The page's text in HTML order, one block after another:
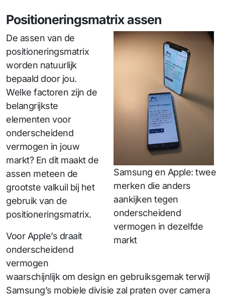
Positioneringsmatrix assen
Samsung en Apple: twee
merken die anders
aankijken tegen
onderscheidend
vermogen in dezelfde
markt
De assen van de
positioneringsmatrix
worden natuurlijk
bepaald door jou.
Welke factoren zijn de
belangrijkste
elementen voor
onderscheidend
vermogen in jouw
markt? En dit maakt de
assen meteen de
grootste valkuil bij het
gebruik van de
positioneringsmatrix.
Voor Apple’s draait
onderscheidend
vermogen
waarschijnlijk om design en gebruiksgemak terwijl
Samsung’s mobiele divisie zal praten over camera